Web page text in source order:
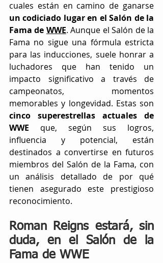
un codiciado lugar en el Salón de la
Fama de WWE. Aunque el Salón de la
Fama no sigue una fórmula estricta
para las inducciones, suele honrar a
luchadores que han tenido un
impacto significativo a través de
campeonatos, momentos
cinco superestrellas actuales de
WWE que, según sus logros,
influencia y potencial, están
destinados a convertirse en futuros
miembros del Salón de la Fama, con
un análisis detallado de por qué
tienen asegurado este prestigioso
reconocimiento.
Roman Reigns estará, sin
duda, en el Salón de la
Fama de WWE